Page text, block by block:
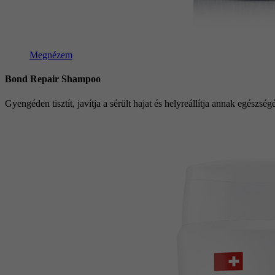
Megnézem
Bond Repair Shampoo
Gyengéden tisztít, javítja a sérült hajat és helyreállítja annak